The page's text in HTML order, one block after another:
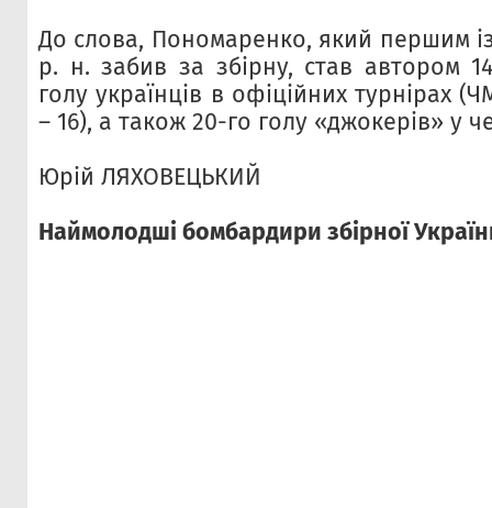
До слова, Пономаренко, який першим із
р. н. забив за збірну, став автором
голу українців в офіційних турнірах
– 16), а також 20-го голу «джокерів» у
Юрій ЛЯХОВЕЦЬКИЙ
Наймолодші бомбардири збірної